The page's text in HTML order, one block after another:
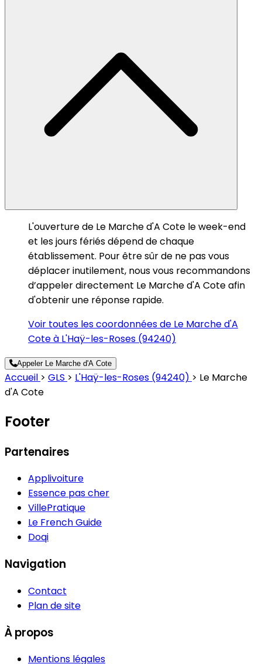
L'ouverture de Le Marche d'A Cote le week-end
et les jours fériés dépend de chaque
établissement. Pour être sûr de ne pas vous
déplacer inutilement, nous vous recommandons
d’appeler directement Le Marche d'A Cote afin
d'obtenir une réponse rapide.
Voir toutes les coordonnées de Le Marche d'A
Cote à L'Haÿ-les-Roses (94240)
Appeler Le Marche d'A Cote
Accueil > GLS > L'Haÿ-les-Roses (94240) > Le Marche
d'A Cote
Footer
Partenaires
Applivoiture
Essence pas cher
VillePratique
Le French Guide
Doqi
Navigation
Contact
Plan de site
À propos
Mentions légales